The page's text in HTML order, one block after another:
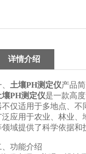
详情介绍
土壤PH测定仪产品
壤PH测定仪是一款高
不仅适用于多地点、不
泛应用于农业、林业
领域提供了科学依据
、功能介绍